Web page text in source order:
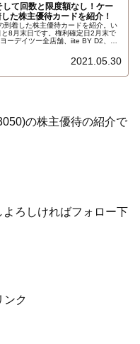
して回数と限度額なし！ケー
た株主優待カードを紹介！
到着した株主優待カードを紹介。い
8月末日です。権利確定日2月末で
ーデイツー全店舗、iite BY D2、ペ
数と限度額の設定はありません！詳
2021.05.30
の株主優待の紹介で
ろしければフォロー下
ンク